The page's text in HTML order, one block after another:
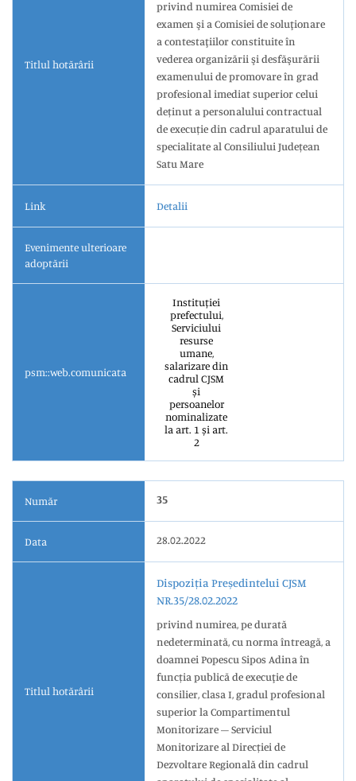
Titlul hotărârii
privind numirea Comisiei de
examen şi a Comisiei de soluţionare
a contestaţiilor constituite în
vederea organizării şi desfăşurării
examenului de promovare în grad
profesional imediat superior celui
deținut a personalului contractual
de execuție din cadrul aparatului de
specialitate al Consiliului Județean
Satu Mare
Link Detalii
Evenimente ulterioare
adoptării
psm::web.comunicata
Instituției
prefectului,
Serviciului
resurse
umane,
salarizare din
cadrul CJSM
și
persoanelor
nominalizate
la art. 1 și art.
2
Număr 35
Data 28.02.2022
Titlul hotărârii
Dispoziția Președintelui CJSM
NR.35/28.02.2022
privind numirea, pe durată
nedeterminată, cu norma întreagă, a
doamnei Popescu Sipos Adina în
funcția publică de execuţie de
consilier, clasa I, gradul profesional
superior la Compartimentul
Monitorizare – Serviciul
Monitorizare al Direcției de
Dezvoltare Regională din cadrul